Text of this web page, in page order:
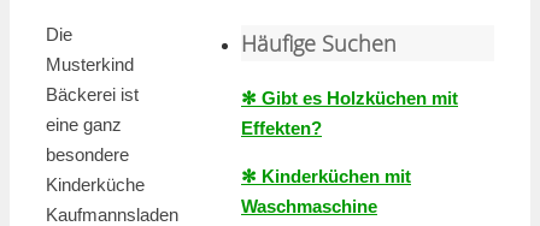
Die
Musterkind
Bäckerei ist
eine ganz
besondere
Kinderküche
Kaufmannsladen
Häufige Suchen
✻ Gibt es Holzküchen mit
Effekten?
✻ Kinderküchen mit
Waschmaschine